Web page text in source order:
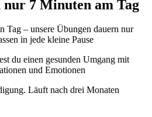
nur 7 Minuten am Tag
Tag – unsere Übungen dauern nur
in jede kleine Pause
du einen gesunden Umgang mit
und Emotionen
Läuft nach drei Monaten